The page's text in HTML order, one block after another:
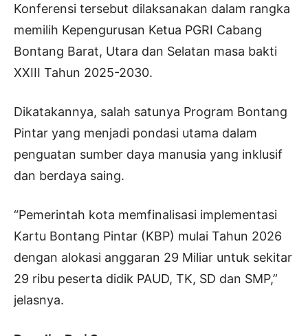
Konferensi tersebut dilaksanakan dalam rangka
memilih Kepengurusan Ketua PGRI Cabang
Bontang Barat, Utara dan Selatan masa bakti
XXIII Tahun 2025-2030.
Dikatakannya, salah satunya Program Bontang
Pintar yang menjadi pondasi utama dalam
penguatan sumber daya manusia yang inklusif
dan berdaya saing.
“Pemerintah kota memfinalisasi implementasi
Kartu Bontang Pintar (KBP) mulai Tahun 2026
dengan alokasi anggaran 29 Miliar untuk sekitar
29 ribu peserta didik PAUD, TK, SD dan SMP,”
jelasnya.